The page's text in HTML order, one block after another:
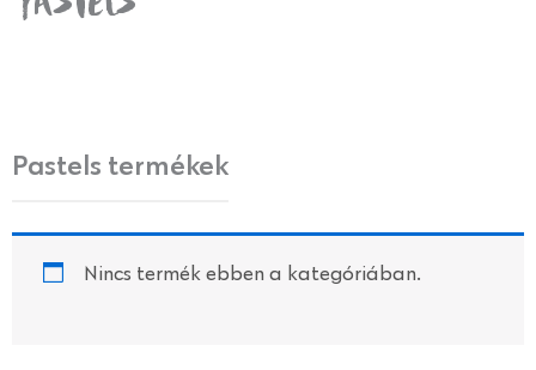
Pastels termékek
Nincs termék ebben a kategóriában.